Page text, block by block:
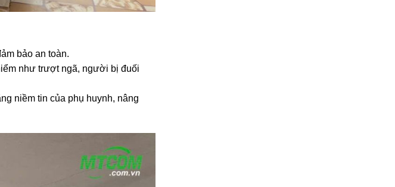
bảo an toàn.
như trượt ngã, người bị đuối
niềm tin của phụ huynh, nâng